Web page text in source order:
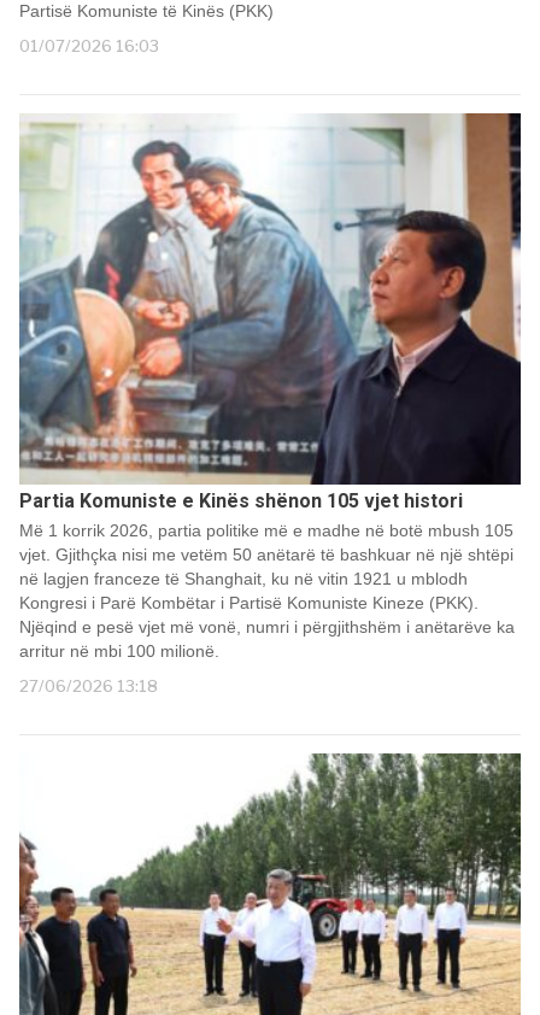
Partisë Komuniste të Kinës (PKK)
01/07/2026 16:03
Partia Komuniste e Kinës shënon 105 vjet histori
Më 1 korrik 2026, partia politike më e madhe në botë mbush 105
vjet. Gjithçka nisi me vetëm 50 anëtarë të bashkuar në një shtëpi
në lagjen franceze të Shanghait, ku në vitin 1921 u mblodh
Kongresi i Parë Kombëtar i Partisë Komuniste Kineze (PKK).
Njëqind e pesë vjet më vonë, numri i përgjithshëm i anëtarëve ka
arritur në mbi 100 milionë.
27/06/2026 13:18